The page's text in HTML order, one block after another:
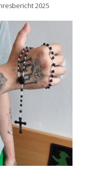
2025